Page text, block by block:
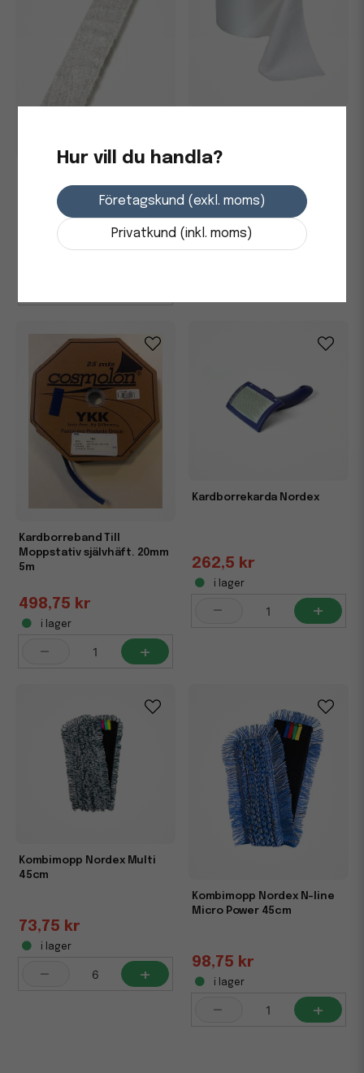
20x60cm, 200/fp
1 123,75 kr
490 kr
-
Kardborreband Till
Moppstativ självhäft. 20mm
5m
498,75 kr
i lager
- +
Kardborrekarda Nordex
262,5 kr
i lager
- +
Kombimopp Nordex Multi
45cm
73,75 kr
i lager
- +
Kombimopp Nordex N-line
Micro Power 45cm
98,75 kr
i lager
- +
Hur vill du handla?
Företagskund (exkl. moms)
Privatkund (inkl. moms)